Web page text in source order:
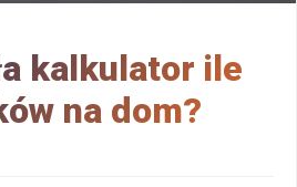
kalkulator ile
na dom?